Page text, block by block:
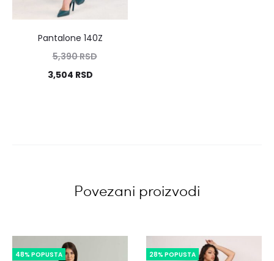
Pantalone 140Z
5,390RSD
3,504 RSD
Povezani proizvodi
48% POPUSTA 28% POPUSTA